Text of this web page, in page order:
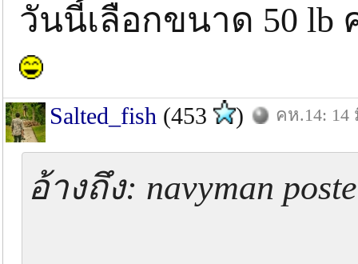
วันนี้เลือกขนาด 50 lb
Salted_fish (453 ) คห.14: 14
อ้างถึง: navyman